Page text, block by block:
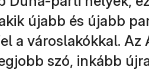
újabb és újabb
a városlakókkal.
szó, inkább